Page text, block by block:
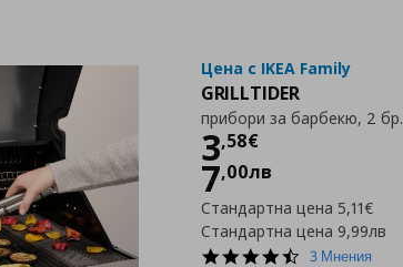
Цена с IKEA Family
GRILLTIDER
прибори за барбекю, 2 бр.
3,58€
Цена
7,00лв
Стандартна цена 5,11€
Стандартна цена 9,99лв
4.3
3 Мнения